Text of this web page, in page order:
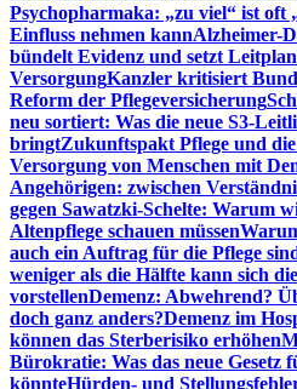
Psychopharmaka: „zu viel“ ist oft
Einfluss nehmen kannAlzheimer-
bündelt Evidenz und setzt
VersorgungKanzler kritisiert
Reform der Pflegeversicherung
neu sortiert: Was die neue S3-
bringtZukunftspakt Pflege und
Versorgung von Menschen mit
Angehörigen: zwischen
gegen Sawatzki-Schelte: Warum
Altenpflege schauen müssen
auch ein Auftrag für die Pflege
weniger als die Hälfte kann sich
vorstellenDemenz: Abwehrend?
doch ganz anders?Demenz im
können das Sterberisiko erhöhen
Bürokratie: Was das neue Gesetz
könnteHürden- und